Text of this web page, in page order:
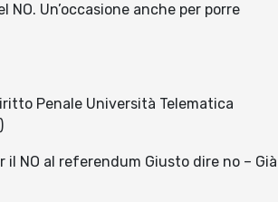
Un’occasione anche per porre
Penale Università Telematica
NO al referendum Giusto dire no – Già